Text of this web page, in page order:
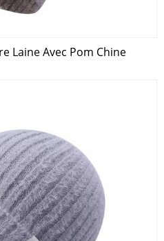
Laine Avec Pom Chine